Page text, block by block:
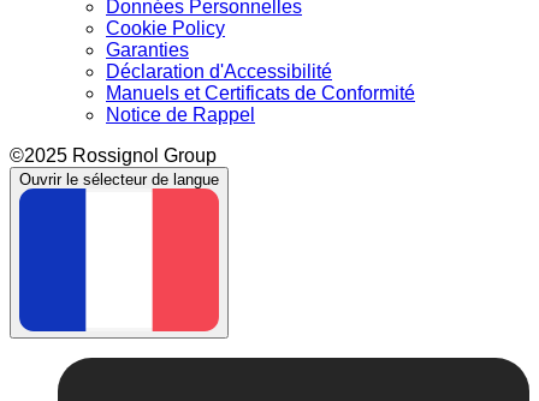
Données Personnelles
Cookie Policy
Garanties
Déclaration d'Accessibilité
Manuels et Certificats de Conformité
Notice de Rappel
©2025 Rossignol Group
Ouvrir le sélecteur de langue